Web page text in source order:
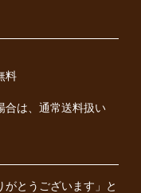
料
は、通常送料扱い
とうございます」と